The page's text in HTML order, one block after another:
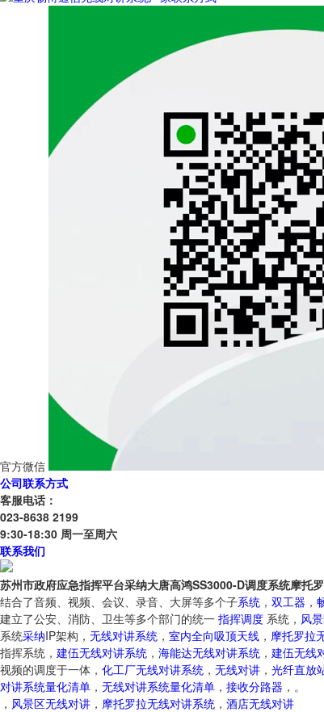
官方微信
公司联系方式
客服电话：
023-8638 2199
9:30-18:30 周一至周六
联系我们
苏州市政府应急指挥平台采纳大唐高鸿SS3000-D调度系统摩托
结合了音频、视频、会议、录音、大屏等多个子系统 ， 双工器 ，
建立了公安、消防、卫生等多个部门的统一 指挥调度 系统， 风
系统采纳IP架构， 无线对讲系统 ， 室内全向吸顶天线 ， 摩托罗拉
指挥系统， 建伍无线对讲系统 ， 海能达无线对讲系统 ， 建伍无线
视频的调度于一体， 化工厂无线对讲系统 ， 无线对讲 ， 光纤直放
对讲系统量化清单 ， 无线对讲系统量化清单 ， 接收分路器 ，。
， 风景区无线对讲 ， 摩托罗拉无线对讲系统 ， 酒店无线对讲